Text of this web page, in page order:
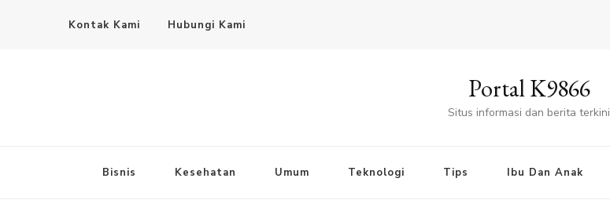
Kontak Kami Hubungi Kami
Portal K9866
Situs informasi dan berita terkini
Bisnis Kesehatan Umum Teknologi Tips Ibu Dan Anak